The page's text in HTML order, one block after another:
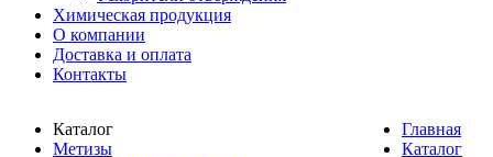
Химическая продукция
О компании
Доставка и оплата
Контакты
Каталог
Метизы
Главная
Каталог